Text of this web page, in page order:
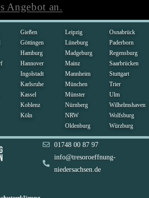
Angebot an.
Gießen
Göttingen
Hamburg
Hannover
Ingolstadt
Karlsruhe
Kassel
Koblenz
Köln
Leipzig
Lüneburg
Madgeburg
Mainz
Mannheim
München
Münster
Nürnberg
NRW
Oldenburg
Osnabrück
Paderborn
Regensburg
Saarbrücken
Stuttgart
Trier
Ulm
Wilhelmshaven
Wolfsburg
Würzburg
01748 00 87 97
info@tresoroeffnung-
niedersachsen.de